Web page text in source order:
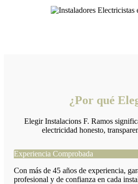
¿Por qué
Elegir Instalacions F. Ramos
electricidad honesto,
Experiencia Comprobada
Con más de 45 años de experiencia,
profesional y de confianza en cada